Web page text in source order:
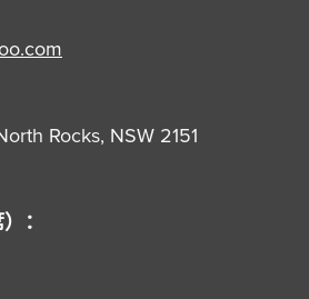
Rocks, NSW 2151
：